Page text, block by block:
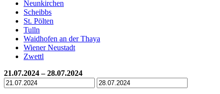
Neunkirchen
Scheibbs
St. Pölten
Tulln
Waidhofen an der Thaya
Wiener Neustadt
Zwettl
21.07.2024 – 28.07.2024